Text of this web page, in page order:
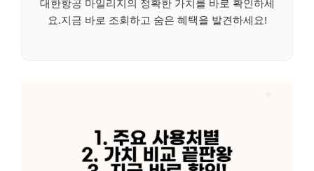
대한항공 마일리지의 정확한 가치를 바로 확인하세
요.지금 바로 조회하고 숨은 혜택을 발견하세요!